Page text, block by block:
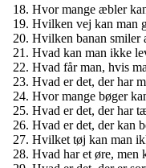
Hvor mange æbler
Hvilken vej kan man
Hvilken banan smiler
Hvad kan man ikke
Hvad får man, hvis
Hvad er det, der har
Hvor mange bøger
Hvad er det, der har
Hvad er det, der kan
Hvilket tøj kan man
Hvad har et øre, men